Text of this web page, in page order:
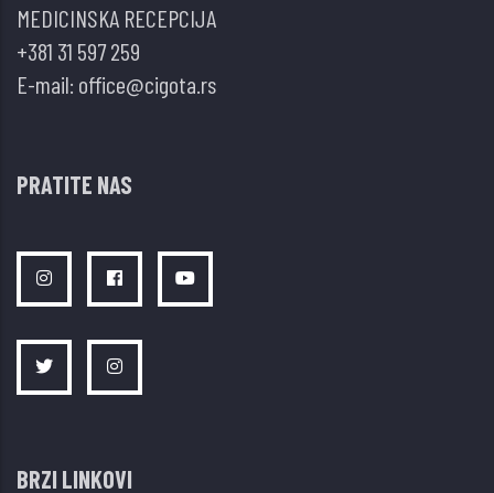
MEDICINSKA RECEPCIJA
+381 31 597 259
E-mail: office@cigota.rs
PRATITE NAS
BRZI LINKOVI